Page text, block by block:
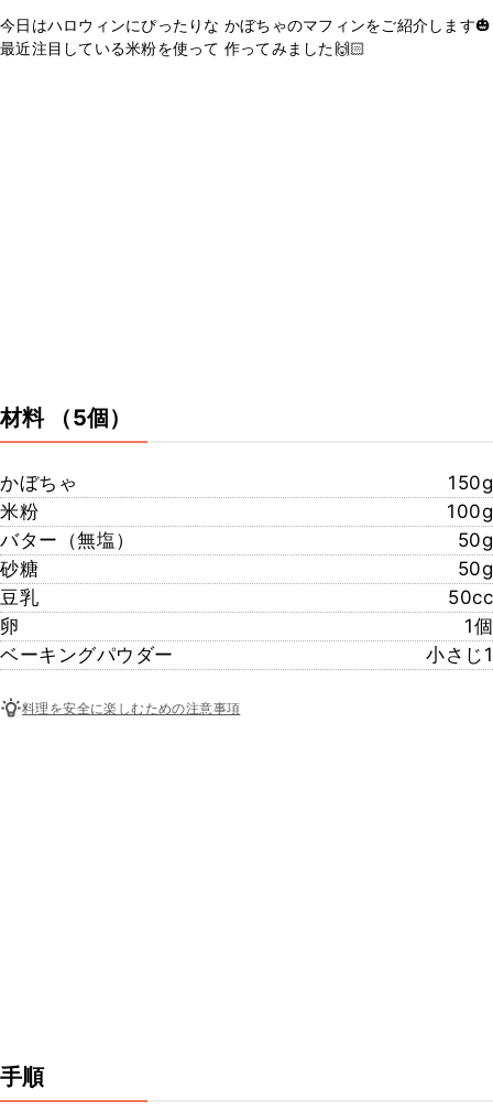
今日はハロウィンにぴったりな かぼちゃのマフィンをご紹介します🎃
最近注目している米粉を使って 作ってみました🙌🏻
材料 （5個）
かぼちゃ
150g
米粉
100g
バター（無塩）
50g
砂糖
50g
豆乳
50cc
卵
1個
ベーキングパウダー
小さじ1
料理を安全に楽しむための注意事項
手順